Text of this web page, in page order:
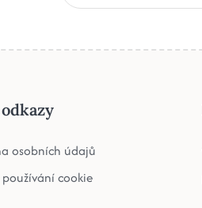
osobních údajů
cookie